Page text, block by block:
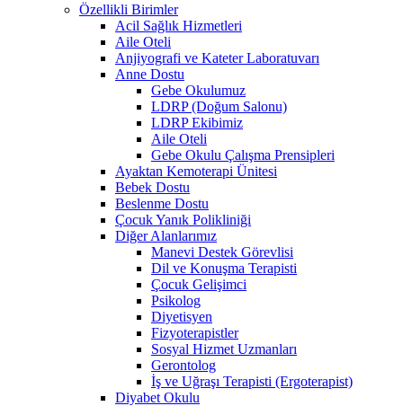
Özellikli Birimler
Acil Sağlık Hizmetleri
Aile Oteli
Anjiyografi ve Kateter Laboratuvarı
Anne Dostu
​Gebe Okulumuz
LDRP (Doğum Salonu)
LDRP Ekibimiz
Aile Oteli
Gebe Okulu Çalışma Prensipleri
Ayaktan Kemoterapi Ünitesi
Bebek Dostu
Beslenme Dostu
Çocuk Yanık Polikliniği
Diğer Alanlarımız
Manevi Destek Görevlisi
Dil ve Konuşma Terapisti
Çocuk Gelişimci
Psikolog
Diyetisyen
Fizyoterapistler
Sosyal Hizmet Uzmanları
Gerontolog
İş ve Uğraşı Terapisti (Ergoterapist)
Diyabet Okulu